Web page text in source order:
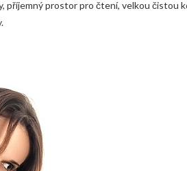
prostor pro čtení, velkou čistou